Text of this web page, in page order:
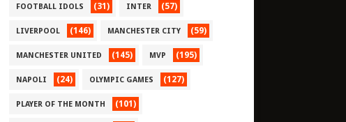
FOOTBALL IDOLS (31) INTER (57)
LIVERPOOL (146) MANCHESTER CITY (59)
MANCHESTER UNITED (145) MVP (195)
NAPOLI (24) OLYMPIC GAMES (127)
PLAYER OF THE MONTH (101)